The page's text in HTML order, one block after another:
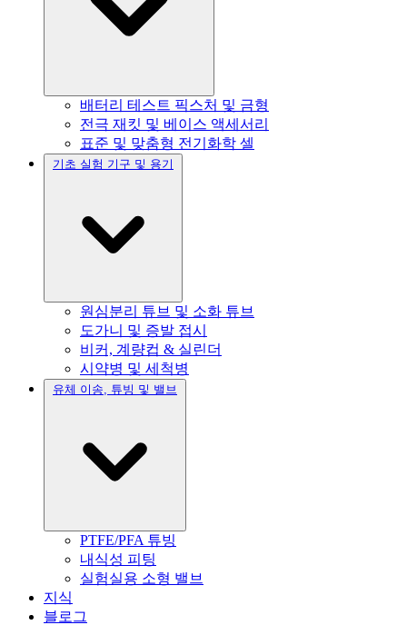
배터리 테스트 픽스처 및 금형
전극 재킷 및 베이스 액세서리
표준 및 맞춤형 전기화학 셀
기초 실험 기구 및 용기
원심분리 튜브 및 소화 튜브
도가니 및 증발 접시
비커, 계량컵 & 실린더
시약병 및 세척병
유체 이송, 튜빙 및 밸브
PTFE/PFA 튜빙
내식성 피팅
실험실용 소형 밸브
지식
블로그